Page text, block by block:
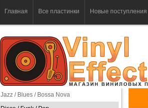
Главная Все пластинки Новые поступления
Jazz / Blues / Bossa Nova